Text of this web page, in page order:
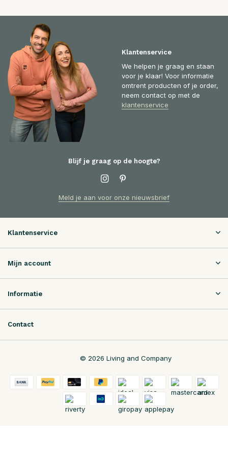
Klantenservice
We helpen je graag en staan
voor je klaar! Voor informatie
omtrent producten of je order,
neem contact op met de
klantenservice
Blijf je graag op de hoogte?
Meld je aan voor onze nieuwsbrief
Klantenservice
Mijn account
Informatie
Contact
© 2026 Living and Company